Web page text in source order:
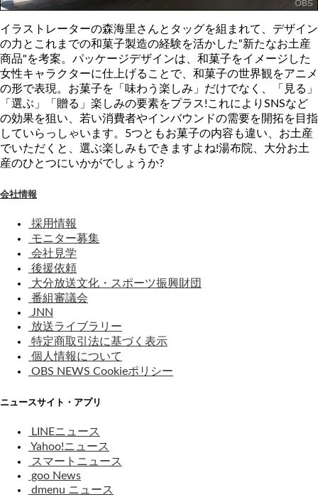
イラストレーターの森海里さんとタッグを組まれて、デザイン
の力とこれまでの和菓子製造の経験を活かした“新たなお土産
商品"を考案。パッケージデザインは、和菓子をイメージした
女性キャラクターに仕上げることで、和菓子の世界観をアニメ
の形で表現。お菓子を「味わう楽しみ」だけでなく、「見る」
「選ぶ」「贈る」楽しみの要素をプラス!これによりSNSなど
の効果を狙い、若い消費者やインバウンドの需要を開拓を目指
していらっしゃいます。5つともお菓子の内容も違い、お土産
でいただくと、選ぶ楽しみもできますよね!湯布院、大分お土
産のひとつにいかがでしょうか?
会社情報
採用情報
モニター募集
会社見学
後援依頼
大分放送文化・スポーツ振興財団
番組審議会
JNN
放送ライブラリー
特定商取引法に基づく表示
個人情報について
OBS NEWS Cookieポリシー
ニュースサイト・アプリ
LINEニュース
Yahoo!ニュース
スマートニュース
goo News
dmenu ニュース